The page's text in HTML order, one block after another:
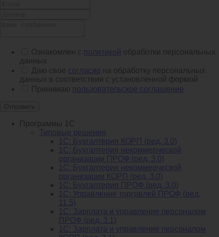
Ознакомлен с политикой обработки персональных
данных
Даю свое согласие на обработку персональных
данных в соответствии с установленной формой
Принимаю пользовательское соглашение
Отправить
Программы 1С
Типовые решения
1C: Бухгалтерия КОРП (ред. 3.0)
1С: Бухгалтерия некоммерческой
организации ПРОФ (ред. 3.0)
1С: Бухгалтерия некоммерческой
организации КОРП (ред. 3.0)
1C: Бухгалтерия ПРОФ (ред. 3.0)
1C: Управление торговлей ПРОФ (ред.
11.5)
1C: Зарплата и управление персоналом
ПРОФ (ред. 3.1)
1C: Зарплата и управление персоналом